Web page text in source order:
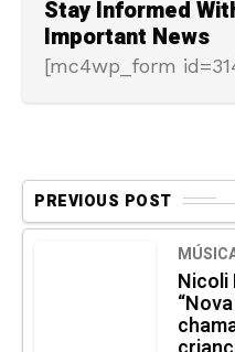
Stay Informed
Important News
[mc4wp_form
PREVIOUS POST
Nicoli